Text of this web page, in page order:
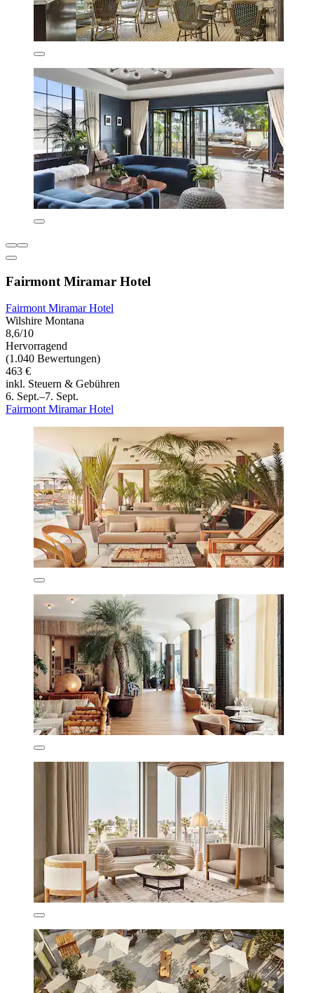
Fairmont Miramar Hotel
Fairmont Miramar Hotel
Wilshire Montana
8,6/10
Hervorragend
(1.040 Bewertungen)
463 €
inkl. Steuern & Gebühren
6. Sept.–7. Sept.
Fairmont Miramar Hotel